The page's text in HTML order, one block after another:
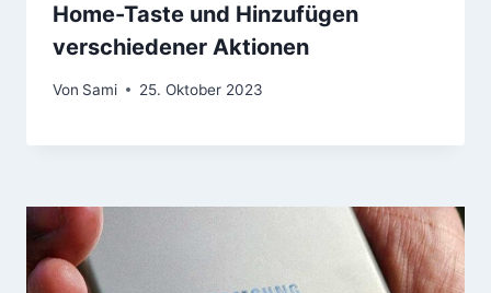
Home-Taste und Hinzufügen
verschiedener Aktionen
Von Sami 25. Oktober 2023